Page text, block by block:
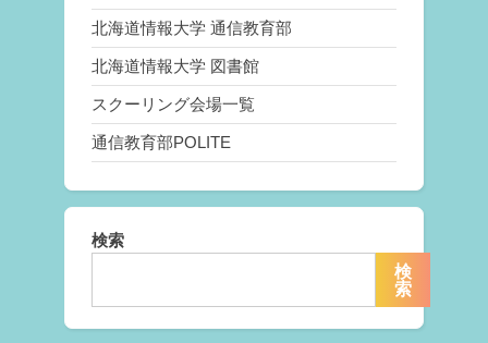
北海道情報大学 通信教育部
北海道情報大学 図書館
スクーリング会場一覧
通信教育部POLITE
検索
検
索